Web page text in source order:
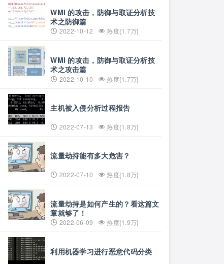
WMI 的攻击，防御与取证分析技
术之防御篇
2022-10-12 热度{1.7万}
WMI 的攻击，防御与取证分析技
术之攻击篇
2022-10-10 热度{1.7万}
主机被入侵分析过程报告
2022-07-13 热度{1.8万}
流量劫持能有多大危害？
2022-07-10 热度{1.8万}
流量劫持是如何产生的？看这篇文
章就够了！
2022-06-09 热度{1.9万}
利用机器学习进行恶意代码分类